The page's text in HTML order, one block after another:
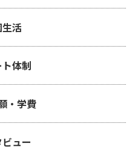
活
体制
・学費
ュー